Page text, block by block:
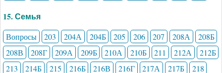
15. Семья
Вопросы 203 204А 204Б 205 206 207 208А
208Б
208В
208Г 209А 209Б 210А 210Б 211 212А
212Б
213
214Б 215 216Б 216В 216Г 217А 217Б
218